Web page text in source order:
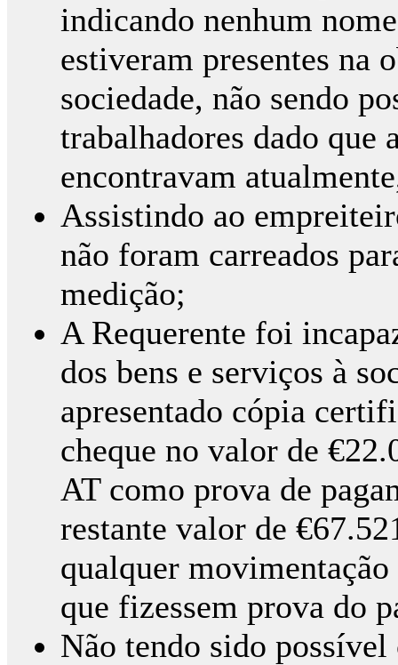
indicando nenhum
estiveram presentes na
sociedade, não sendo
trabalhadores dado que
encontravam
Assistindo ao
não foram carreados
medição;
A Requerente foi
dos bens e serviços à
apresentado cópia
cheque no valor de
AT como prova de
restante valor de
qualquer
que fizessem prova do
Não tendo sido